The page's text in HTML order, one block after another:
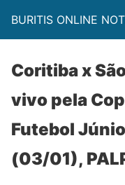
BURITIS ONLINE
Coritiba x
vivo pela
Futebol
(03/01),